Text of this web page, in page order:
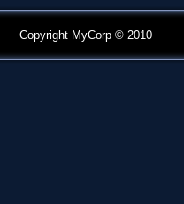
Copyright MyCorp © 2010